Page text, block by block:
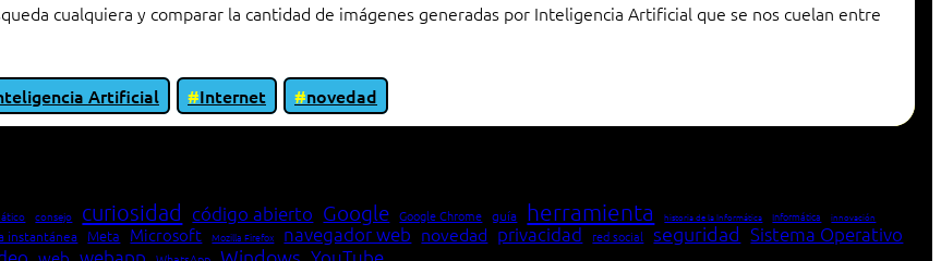
cualquiera y comparar la cantidad de imágenes generadas por Inteligencia Artificial que se nos cuelan entre
Artificial Internet
novedad
consejo curiosidad código abierto Google Google Chrome guía herramienta historia de la Informática Informática innovación
instantánea Meta Microsoft Mozilla Firefox navegador web novedad privacidad red social seguridad Sistema Operativo